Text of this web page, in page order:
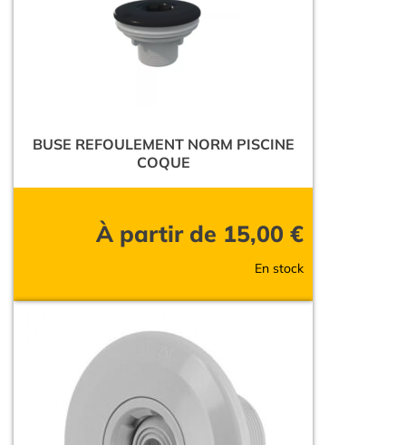
BUSE REFOULEMENT NORM PISCINE
COQUE
À partir de 15,00 €
En stock